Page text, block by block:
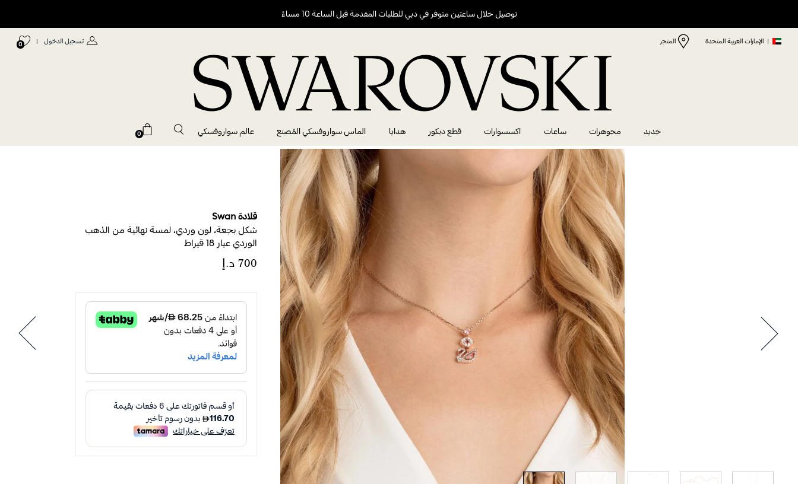
توصيل خلال ساعتين متوفر في دبي للطلبات المقدمة قبل الساعة 10 مساءً
| الإمارات العربية المتحدة المتجر تسجيل الدخول |
0
جديد مجوهرات ساعات اكسسوارات قطع ديكور هدايا الماس سواروفسكي المُصنع عالم سواروفسكي 0
قلادة Swan
شكل بجعة، لون وردي، لمسة نهائية من الذهب
الوردي عيار 18 قيراط